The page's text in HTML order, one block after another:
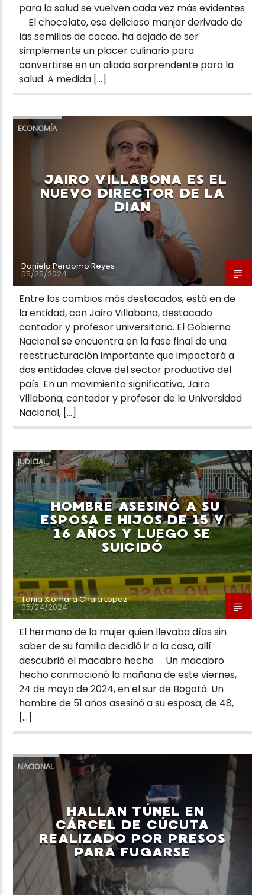
para la salud se vuelven cada vez más evidentes
El chocolate, ese delicioso manjar derivado de
las semillas de cacao, ha dejado de ser
simplemente un placer culinario para
convertirse en un aliado sorprendente para la
salud. A medida […]
ECONOMÍA
JAIRO VILLABONA ES EL
NUEVO DIRECTOR DE LA
DIAN
Daniela Perdomo Reyes
05/25/2024
Entre los cambios más destacados, está en de
la entidad, con Jairo Villabona, destacado
contador y profesor universitario. El Gobierno
Nacional se encuentra en la fase final de una
reestructuración importante que impactará a
dos entidades clave del sector productivo del
país. En un movimiento significativo, Jairo
Villabona, contador y profesor de la Universidad
Nacional, […]
JUDICIAL
HOMBRE ASESINÓ A SU
ESPOSA E HIJOS DE 15 Y
16 AÑOS Y LUEGO SE
SUICIDÓ
Tania Xiomara Chala Lopez
05/24/2024
El hermano de la mujer quien llevaba días sin
saber de su familia decidió ir a la casa, allí
descubrió el macabro hecho Un macabro
hecho conmocionó la mañana de este viernes,
24 de mayo de 2024, en el sur de Bogotá. Un
hombre de 51 años asesinó a su esposa, de 48,
[…]
NACIONAL
HALLAN TÚNEL EN
CÁRCEL DE CÚCUTA
REALIZADO POR PRESOS
PARA FUGARSE